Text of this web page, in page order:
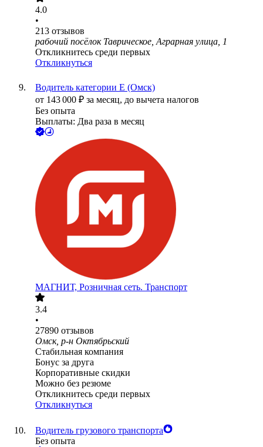
4.0
•
213 отзывов
рабочий посёлок Таврическое, Аграрная улица, 1
Откликнитесь среди первых
Откликнуться
Водитель категории Е (Омск)
от 143 000 ₽ за месяц, до вычета налогов
Без опыта
Выплаты: Два раза в месяц
МАГНИТ, Розничная сеть. Транспорт
3.4
•
27890 отзывов
Омск, р-н Октябрьский
Стабильная компания
Бонус за друга
Корпоративные скидки
Можно без резюме
Откликнитесь среди первых
Откликнуться
Водитель грузового транспорта
Без опыта